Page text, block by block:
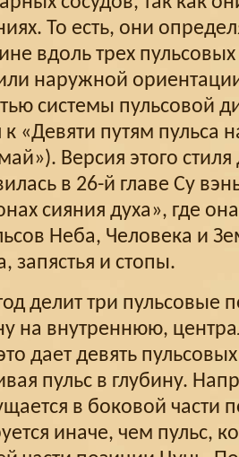
То есть, они
вдоль трех
наружной
системы пульсовой
«Девяти путям пульса
Версия этого стиля
в 26-й главе Су
сияния духа», где
Неба, Человека и
запястья и стопы.
делит три пульсовые
на внутреннюю,
дает девять
пульс в глубину.
в боковой части
иначе, чем пульс,